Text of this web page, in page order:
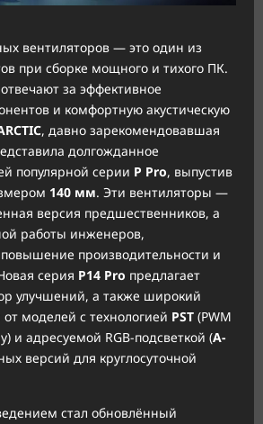
вентиляторов — это один из
при сборке мощного и тихого ПК.
за эффективное
и комфортную акустическую
, давно зарекомендовавшая
долгожданное
популярной серии P Pro, выпустив
140 мм. Эти вентиляторы —
версия предшественников, а
работы инженеров,
производительности и
серия P14 Pro предлагает
улучшений, а также широкий
моделей с технологией PST (PWM
и адресуемой RGB-подсветкой (A-
версий для круглосуточной
стал обновлённый